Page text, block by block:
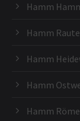
Hamm
Hamm
Hamm
Hamm
Hamm